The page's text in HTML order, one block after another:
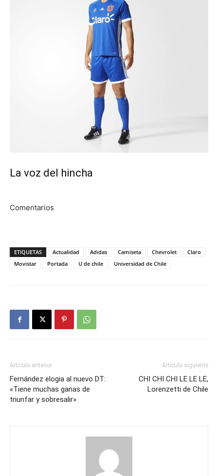
La voz del hincha
Comentarios
ETIQUETAS Actualidad Adidas Camiseta Chevrolet
Claro
Movistar
Portada U de chile Universidad de Chile
Artículo anterior
Fernández elogia al nuevo DT:
«Tiene muchas ganas de
triunfar y sobresalir»
Artículo siguiente
CHI CHI CHI LE LE LE,
Lorenzetti de Chile